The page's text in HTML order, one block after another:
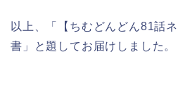
以上、「【ちむどんどん81話
書」と題してお届けしました。